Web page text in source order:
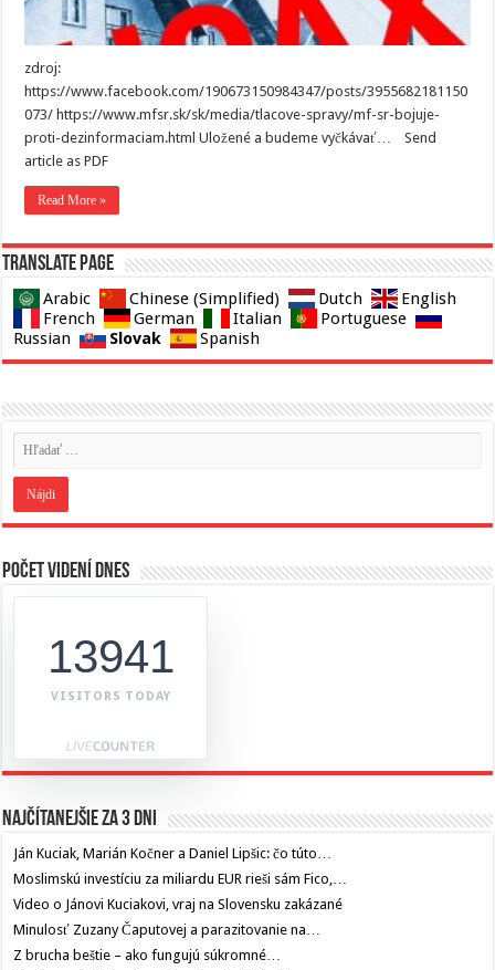
zdroj:
https://www.facebook.com/190673150984347/posts/3955682181150
073/ https://www.mfsr.sk/sk/media/tlacove-spravy/mf-sr-bojuje-
proti-dezinformaciam.html Uložené a budeme vyčkávať… Send
article as PDF
Read More »
Translate page
Arabic Chinese (Simplified) Dutch
English
French
German Italian
Portuguese
Russian
Slovak Spanish
Počet videní dnes
13941
VISITORS TODAY
Najčítanejšie za 3 dni
Ján Kuciak, Marián Kočner a Daniel Lipšic: čo túto…
Moslimskú investíciu za miliardu EUR rieši sám Fico,…
Video o Jánovi Kuciakovi, vraj na Slovensku zakázané
Minulosť Zuzany Čaputovej a parazitovanie na…
Z brucha beštie – ako fungujú súkromné…